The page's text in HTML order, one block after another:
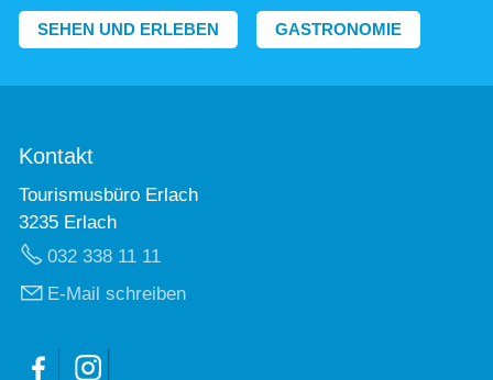
SEHEN UND ERLEBEN GASTRONOMIE
Kontakt
Tourismusbüro Erlach
3235 Erlach
032 338 11 11
E-Mail schreiben